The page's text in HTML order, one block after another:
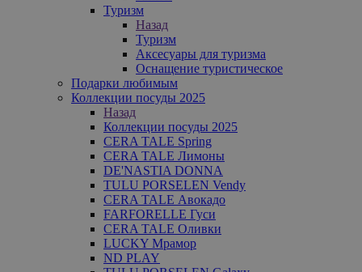
Туризм
Назад
Туризм
Аксесуары для туризма
Оснащение туристическое
Подарки любимым
Коллекции посуды 2025
Назад
Коллекции посуды 2025
CERA TALE Spring
CERA TALE Лимоны
DE'NASTIA DONNA
TULU PORSELEN Vendy
CERA TALE Авокадо
FARFORELLE Гуси
CERA TALE Оливки
LUCKY Мрамор
ND PLAY